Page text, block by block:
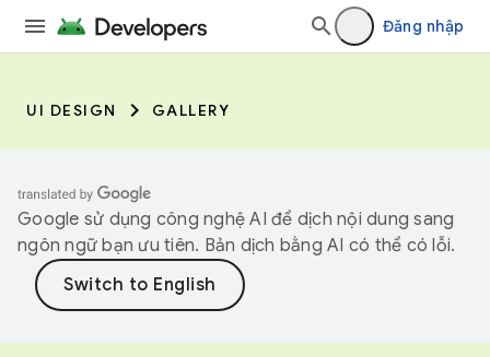
Đăng nhập
UI DESIGN GALLERY
Google sử dụng công nghệ AI để dịch nội dung sang
ngôn ngữ bạn ưu tiên. Bản dịch bằng AI có thể có lỗi.